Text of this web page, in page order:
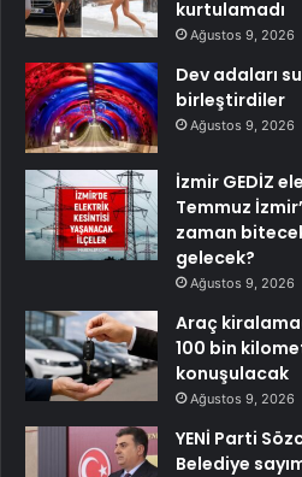
kurtulamadı
Ağustos 9, 2026
Dev adaları
birleştirdiler
Ağustos 9, 2026
İzmir GEDİZ
Temmuz
zaman
gelecek?
Ağustos 9, 2026
Araç
100 bin
konuşulacak
Ağustos 9, 2026
YENİ Parti
Belediye